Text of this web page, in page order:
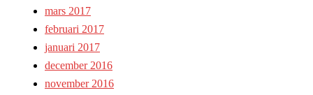
mars 2017
februari 2017
januari 2017
december 2016
november 2016